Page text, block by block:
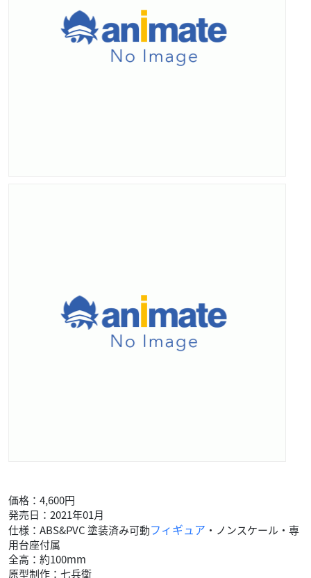
価格：4,600円
発売日：2021年01月
仕様：ABS&PVC 塗装済み可動フィギュア ・ノンスケール・専
用台座付属
全高：約100mm
原型制作：七兵衛